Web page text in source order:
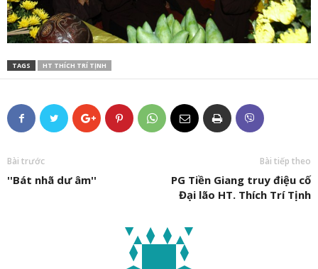
TAGS HT THÍCH TRÍ TỊNH
Bài trước
''Bát nhã dư âm''
Bài tiếp theo
PG Tiền Giang truy điệu cố
Đại lão HT. Thích Trí Tịnh